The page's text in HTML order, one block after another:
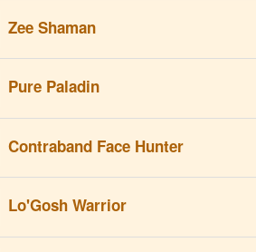
Zee Shaman
Pure Paladin
Contraband Face Hunter
Lo'Gosh Warrior